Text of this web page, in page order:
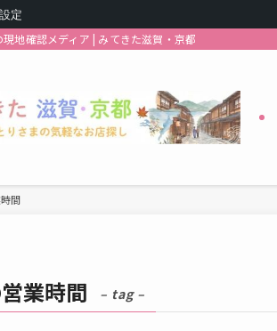
定
地確認メディア | みてきた滋賀・京都
間
業時間 – tag –